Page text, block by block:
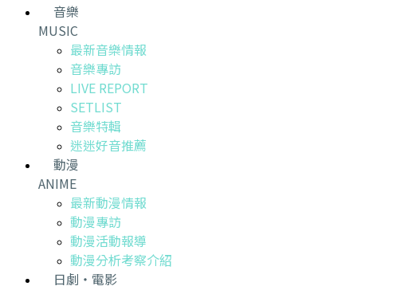
音樂
MUSIC
最新音樂情報
音樂專訪
LIVE REPORT
SETLIST
音樂特輯
迷迷好音推薦
動漫
ANIME
最新動漫情報
動漫專訪
動漫活動報導
動漫分析考察介紹
日劇・電影